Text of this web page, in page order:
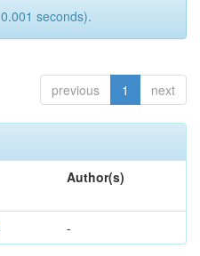
seconds).
previous 1 next
Author(s)
-